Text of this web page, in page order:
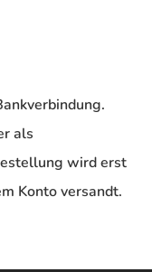
als
wird erst
Konto versandt.